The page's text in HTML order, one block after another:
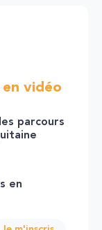
vidéo
parcours
en